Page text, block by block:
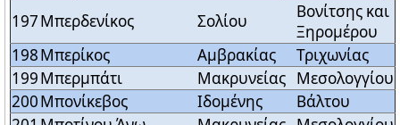
197Μπερδενίκος Σολίου
Βονίτσης και
Ξηρομέρου
198Μπερίκος Αμβρακίας
Τριχωνίας
199Μπερμπάτι Μακρυνείας Μεσολογγίου
200Μπονίκεβος Ιδομένης
Βάλτου